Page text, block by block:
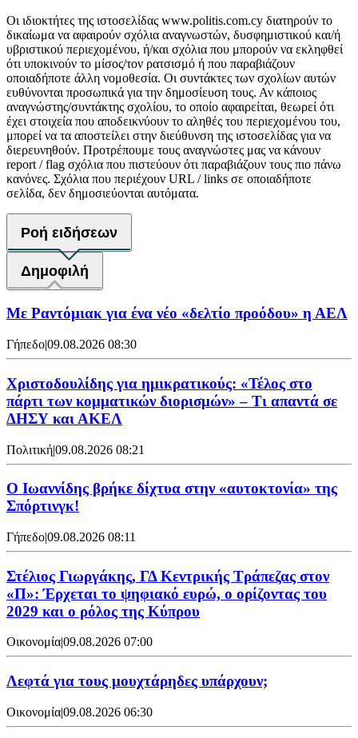
Οι ιδιοκτήτες της ιστοσελίδας www.politis.com.cy διατηρούν το
δικαίωμα να αφαιρούν σχόλια αναγνωστών, δυσφημιστικού και/ή
υβριστικού περιεχομένου, ή/και σχόλια που μπορούν να εκληφθεί
ότι υποκινούν το μίσος/τον ρατσισμό ή που παραβιάζουν
οποιαδήποτε άλλη νομοθεσία. Οι συντάκτες των σχολίων αυτών
ευθύνονται προσωπικά για την δημοσίευση τους. Αν κάποιος
αναγνώστης/συντάκτης σχολίου, το οποίο αφαιρείται, θεωρεί ότι
έχει στοιχεία που αποδεικνύουν το αληθές του περιεχομένου του,
μπορεί να τα αποστείλει στην διεύθυνση της ιστοσελίδας για να
διερευνηθούν. Προτρέπουμε τους αναγνώστες μας να κάνουν
report / flag σχόλια που πιστεύουν ότι παραβιάζουν τους πιο πάνω
κανόνες. Σχόλια που περιέχουν URL / links σε οποιαδήποτε
σελίδα, δεν δημοσιεύονται αυτόματα.
Ροή ειδήσεων
Δημοφιλή
Με Ραντόμιακ για ένα νέο «δελτίο προόδου» η ΑΕΛ
Γήπεδο|09.08.2026 08:30
Χριστοδουλίδης για ημικρατικούς: «Τέλος στο
πάρτι των κομματικών διορισμών» – Τι απαντά σε
ΔΗΣΥ και ΑΚΕΛ
Πολιτική|09.08.2026 08:21
Ο Ιωαννίδης βρήκε δίχτυα στην «αυτοκτονία» της
Σπόρτινγκ!
Γήπεδο|09.08.2026 08:11
Στέλιος Γιωργάκης, ΓΔ Κεντρικής Τράπεζας στον
«Π»: Έρχεται το ψηφιακό ευρώ, ο ορίζοντας του
2029 και ο ρόλος της Κύπρου
Οικονομία|09.08.2026 07:00
Λεφτά για τους μουχτάρηδες υπάρχουν;
Οικονομία|09.08.2026 06:30